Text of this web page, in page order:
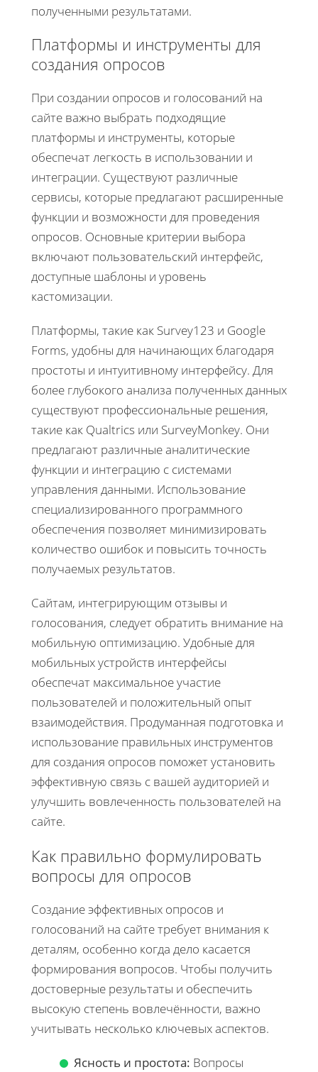
полученными результатами.
Платформы и инструменты для
создания опросов
При создании опросов и голосований на
сайте важно выбрать подходящие
платформы и инструменты, которые
обеспечат легкость в использовании и
интеграции. Существуют различные
сервисы, которые предлагают расширенные
функции и возможности для проведения
опросов. Основные критерии выбора
включают пользовательский интерфейс,
доступные шаблоны и уровень
кастомизации.
Платформы, такие как Survey123 и Google
Forms, удобны для начинающих благодаря
простоты и интуитивному интерфейсу. Для
более глубокого анализа полученных данных
существуют профессиональные решения,
такие как Qualtrics или SurveyMonkey. Они
предлагают различные аналитические
функции и интеграцию с системами
управления данными. Использование
специализированного программного
обеспечения позволяет минимизировать
количество ошибок и повысить точность
получаемых результатов.
Сайтам, интегрирующим отзывы и
голосования, следует обратить внимание на
мобильную оптимизацию. Удобные для
мобильных устройств интерфейсы
обеспечат максимальное участие
пользователей и положительный опыт
взаимодействия. Продуманная подготовка и
использование правильных инструментов
для создания опросов поможет установить
эффективную связь с вашей аудиторией и
улучшить вовлеченность пользователей на
сайте.
Как правильно формулировать
вопросы для опросов
Создание эффективных опросов и
голосований на сайте требует внимания к
деталям, особенно когда дело касается
формирования вопросов. Чтобы получить
достоверные результаты и обеспечить
высокую степень вовлечённости, важно
учитывать несколько ключевых аспектов.
Ясность и простота: Вопросы